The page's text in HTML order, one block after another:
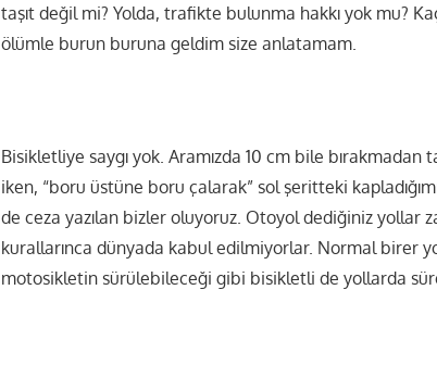
taşıt değil mi? Yolda, trafikte bulunma hakkı yok mu?
ölümle burun buruna geldim size anlatamam.
Bisikletliye saygı yok. Aramızda 10 cm bile
iken, “boru üstüne boru çalarak” sol şeritteki
de ceza yazılan bizler oluyoruz. Otoyol dediğiniz yollar
kurallarınca dünyada kabul edilmiyorlar. Normal birer
motosikletin sürülebileceği gibi bisikletli de yollarda